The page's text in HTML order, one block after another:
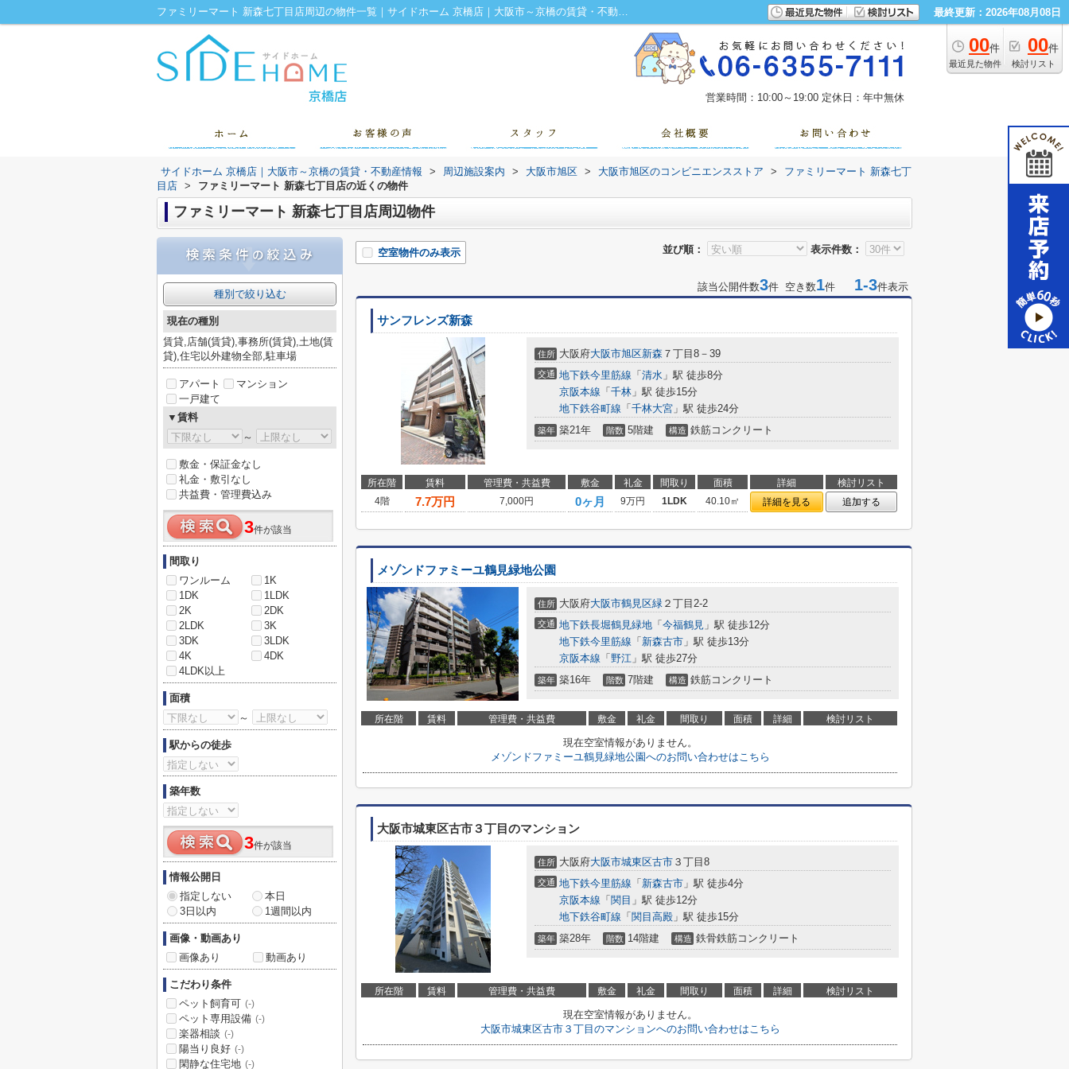
ファミリーマート 新森七丁目店周辺の物件一覧｜サイドホーム 京橋店｜大阪市～京橋の賃貸・不動産情報 最終更新：2026年08月08日
00件
最近見た物件
00件
検討リスト
営業時間：10:00～19:00 定休日：年中無休
サイドホーム 京橋店｜大阪市～京橋の賃貸・不動産情報 > 周辺施設案内 > 大阪市旭区 > 大阪市旭区のコンビニエンスストア >
ファミリーマート 新森七丁
目店 > ファミリーマート 新森七丁目店の近くの物件
ファミリーマート 新森七丁目店周辺物件
並び順： 表示件数：
空室物件のみ表示
該当公開件数3件 空き数1件 1-3件表示
サンフレンズ新森
住所 大阪府大阪市旭区新森 ７丁目8－39
交通 地下鉄今里筋線 「 清水 」駅 徒歩8分
京阪本線 「 千林 」駅 徒歩15分
地下鉄谷町線 「 千林大宮 」駅 徒歩24分
築年 築21年 階数 5階建 構造 鉄筋コンクリート
所在階 賃料 管理費・共益費 敷金 礼金 間取り 面積 詳細
検討リスト
4階
7.7万円 7,000円 0ヶ月 9万円 1LDK 40.10㎡ 詳細を見る 追加する
メゾンドファミーユ鶴見緑地公園
住所 大阪府大阪市鶴見区緑 ２丁目2-2
交通 地下鉄長堀鶴見緑地 「 今福鶴見 」駅 徒歩12分
地下鉄今里筋線 「 新森古市 」駅 徒歩13分
京阪本線 「 野江 」駅 徒歩27分
築年 築16年 階数 7階建 構造 鉄筋コンクリート
所在階 賃料 管理費・共益費 敷金 礼金 間取り 面積 詳細 検討リスト
現在空室情報がありません。
メゾンドファミーユ鶴見緑地公園へのお問い合わせはこちら
大阪市城東区古市３丁目のマンション
住所 大阪府大阪市城東区古市 ３丁目8
交通 地下鉄今里筋線 「 新森古市 」駅 徒歩4分
京阪本線 「 関目 」駅 徒歩12分
地下鉄谷町線 「 関目高殿 」駅 徒歩15分
築年 築28年 階数 14階建 構造 鉄骨鉄筋コンクリート
所在階 賃料 管理費・共益費 敷金 礼金 間取り 面積 詳細 検討リスト
現在空室情報がありません。
大阪市城東区古市３丁目のマンションへのお問い合わせはこちら
種別で絞り込む
現在の種別
賃貸,店舗(賃貸),事務所(賃貸),土地(賃
貸),住宅以外建物全部,駐車場
アパート
マンション
一戸建て
▼賃料
～
敷金・保証金なし
礼金・敷引なし
共益費・管理費込み
3件が該当
間取り
ワンルーム
1K
1DK
1LDK
2K
2DK
2LDK
3K
3DK
3LDK
4K
4DK
4LDK以上
面積
～
駅からの徒歩
築年数
3件が該当
情報公開日
指定しない
本日
3日以内
1週間以内
画像・動画あり
画像あり
動画あり
こだわり条件
ペット飼育可 (-)
ペット専用設備 (-)
楽器相談 (-)
陽当り良好 (-)
閑静な住宅地 (-)